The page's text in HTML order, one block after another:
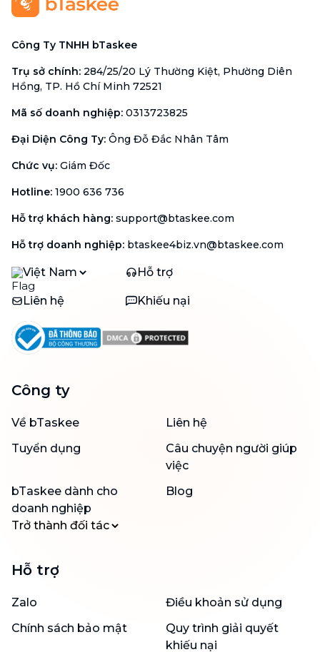
Công Ty TNHH bTaskee
Trụ sở chính: 284/25/20 Lý Thường Kiệt, Phường Diên
Hồng, TP. Hồ Chí Minh 72521
Mã số doanh nghiệp: 0313723825
Đại Diện Công Ty: Ông Đỗ Đắc Nhân Tâm
Chức vụ: Giám Đốc
Hotline: 1900 636 736
Hỗ trợ khách hàng: support@btaskee.com
Hỗ trợ doanh nghiệp: btaskee4biz.vn@btaskee.com
Việt Nam Hỗ trợ
Liên hệ Khiếu nại
Công ty
Về bTaskee
Liên hệ
Tuyển dụng
Câu chuyện người giúp
việc
bTaskee dành cho
doanh nghiệp
Blog
Trở thành đối tác
Hỗ trợ
Zalo
Điều khoản sử dụng
Chính sách bảo mật
Quy trình giải quyết
khiếu nại